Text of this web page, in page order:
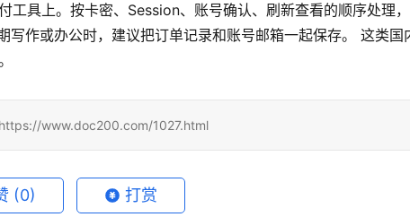
工具上。按卡密、Session、账号确认、刷新查看的顺序处理
作或办公时，建议把订单记录和账号邮箱一起保存。 这类国
www.doc200.com/1027.html
(0) 打赏